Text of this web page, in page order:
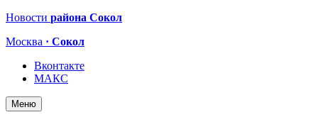
Новости района Сокол
Москва · Сокол
Вконтакте
МАКС
Меню